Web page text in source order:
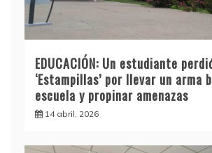
EDUCACIÓN: Un estudiante
‘Estampillas’ por llevar un arma
escuela y propinar amenazas
14 abril, 2026